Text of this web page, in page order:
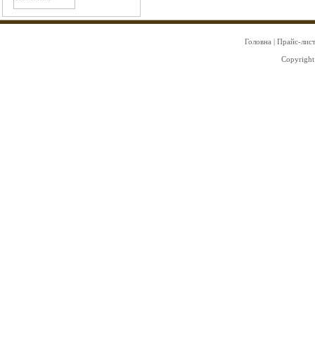
Головна | Прайс-лист